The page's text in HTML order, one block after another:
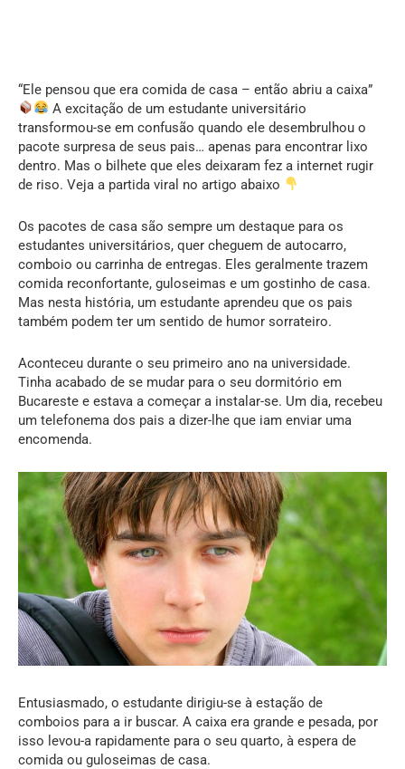
“Ele pensou que era comida de casa – então abriu a caixa”
A excitação de um estudante universitário
transformou-se em confusão quando ele desembrulhou o
pacote surpresa de seus pais… apenas para encontrar lixo
dentro. Mas o bilhete que eles deixaram fez a internet rugir
de riso. Veja a partida viral no artigo abaixo
Os pacotes de casa são sempre um destaque para os
estudantes universitários, quer cheguem de autocarro,
comboio ou carrinha de entregas. Eles geralmente trazem
comida reconfortante, guloseimas e um gostinho de casa.
Mas nesta história, um estudante aprendeu que os pais
também podem ter um sentido de humor sorrateiro.
Aconteceu durante o seu primeiro ano na universidade.
Tinha acabado de se mudar para o seu dormitório em
Bucareste e estava a começar a instalar-se. Um dia, recebeu
um telefonema dos pais a dizer-lhe que iam enviar uma
encomenda.
Entusiasmado, o estudante dirigiu-se à estação de
comboios para a ir buscar. A caixa era grande e pesada, por
isso levou-a rapidamente para o seu quarto, à espera de
comida ou guloseimas de casa.